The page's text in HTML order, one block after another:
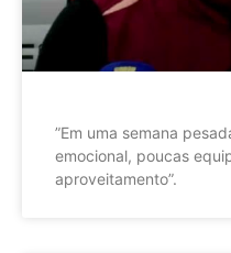
”Em uma semana
emocional, poucas
aproveitamento”.